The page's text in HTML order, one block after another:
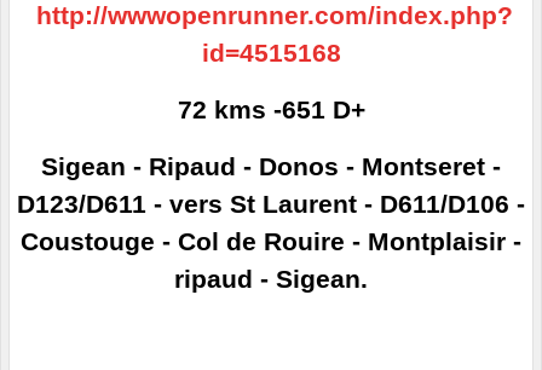
http://wwwopenrunner.com/index.php?
id=4515168
72 kms -651 D+
Sigean - Ripaud - Donos - Montseret -
D123/D611 - vers St Laurent - D611/D106 -
Coustouge - Col de Rouire - Montplaisir -
ripaud - Sigean.